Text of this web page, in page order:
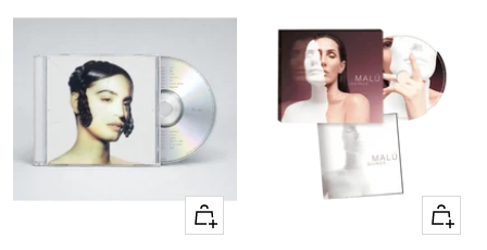
+
Añadir
+
Añadir